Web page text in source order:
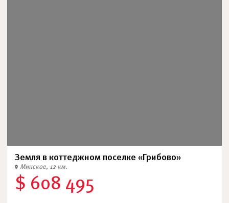
Земля в коттеджном поселке «Грибово»
Минское, 12 км.
$ 608 495